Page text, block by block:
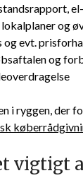
og
og evt.
og
i ryggen, der
vigtigt